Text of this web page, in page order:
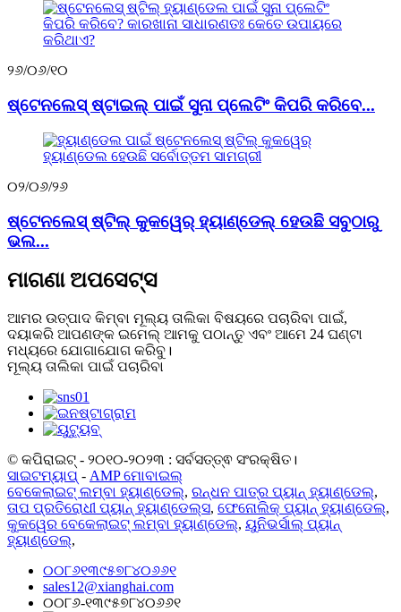
୨୬/୦୬/୧୦
ଷ୍ଟେନଲେସ୍ ଷ୍ଟାଇଲ୍ ପାଇଁ ସୁନା ପ୍ଲେଟିଂ କିପରି କରିବେ...
୦୨/୦୬/୨୬
ଷ୍ଟେନଲେସ୍ ଷ୍ଟିଲ୍ କୁକୱେର୍ ହ୍ୟାଣ୍ଡେଲ୍ ହେଉଛି ସବୁଠାରୁ
ଭଲ...
ମାଗଣା ଅପସେଟ୍ସ
ଆମର ଉତ୍ପାଦ କିମ୍ବା ମୂଲ୍ୟ ତାଲିକା ବିଷୟରେ ପଚାରିବା ପାଇଁ,
ଦୟାକରି ଆପଣଙ୍କ ଇମେଲ୍ ଆମକୁ ପଠାନ୍ତୁ ଏବଂ ଆମେ 24 ଘଣ୍ଟା
ମଧ୍ୟରେ ଯୋଗାଯୋଗ କରିବୁ।
ମୂଲ୍ୟ ତାଲିକା ପାଇଁ ପଚାରିବା
© କପିରାଇଟ୍ - ୨୦୧୦-୨୦୨୩ : ସର୍ବସତ୍ତ୍ଵ ସଂରକ୍ଷିତ।
ସାଇଟମ୍ୟାପ୍ - AMP ମୋବାଇଲ୍
ବେକେଲାଇଟ୍ ଲମ୍ବା ହ୍ୟାଣ୍ଡେଲ୍, ରନ୍ଧନ ପାତ୍ର ପ୍ୟାନ୍ ହ୍ୟାଣ୍ଡେଲ୍,
ତାପ ପ୍ରତିରୋଧୀ ପ୍ୟାନ୍ ହ୍ୟାଣ୍ଡେଲ୍ସ, ଫେନୋଲିକ୍ ପ୍ୟାନ୍ ହ୍ୟାଣ୍ଡେଲ୍,
କୁକୱେର ବେକେଲାଇଟ୍ ଲମ୍ବା ହ୍ୟାଣ୍ଡେଲ୍, ୟୁନିଭର୍ସାଲ୍ ପ୍ୟାନ୍
ହ୍ୟାଣ୍ଡେଲ୍,
୦୦୮୬୧୩୯୫୭୮୪୦୬୬୧
sales12@xianghai.com
୦୦୮୬-୧୩୯୫୭୮୪୦୬୬୧